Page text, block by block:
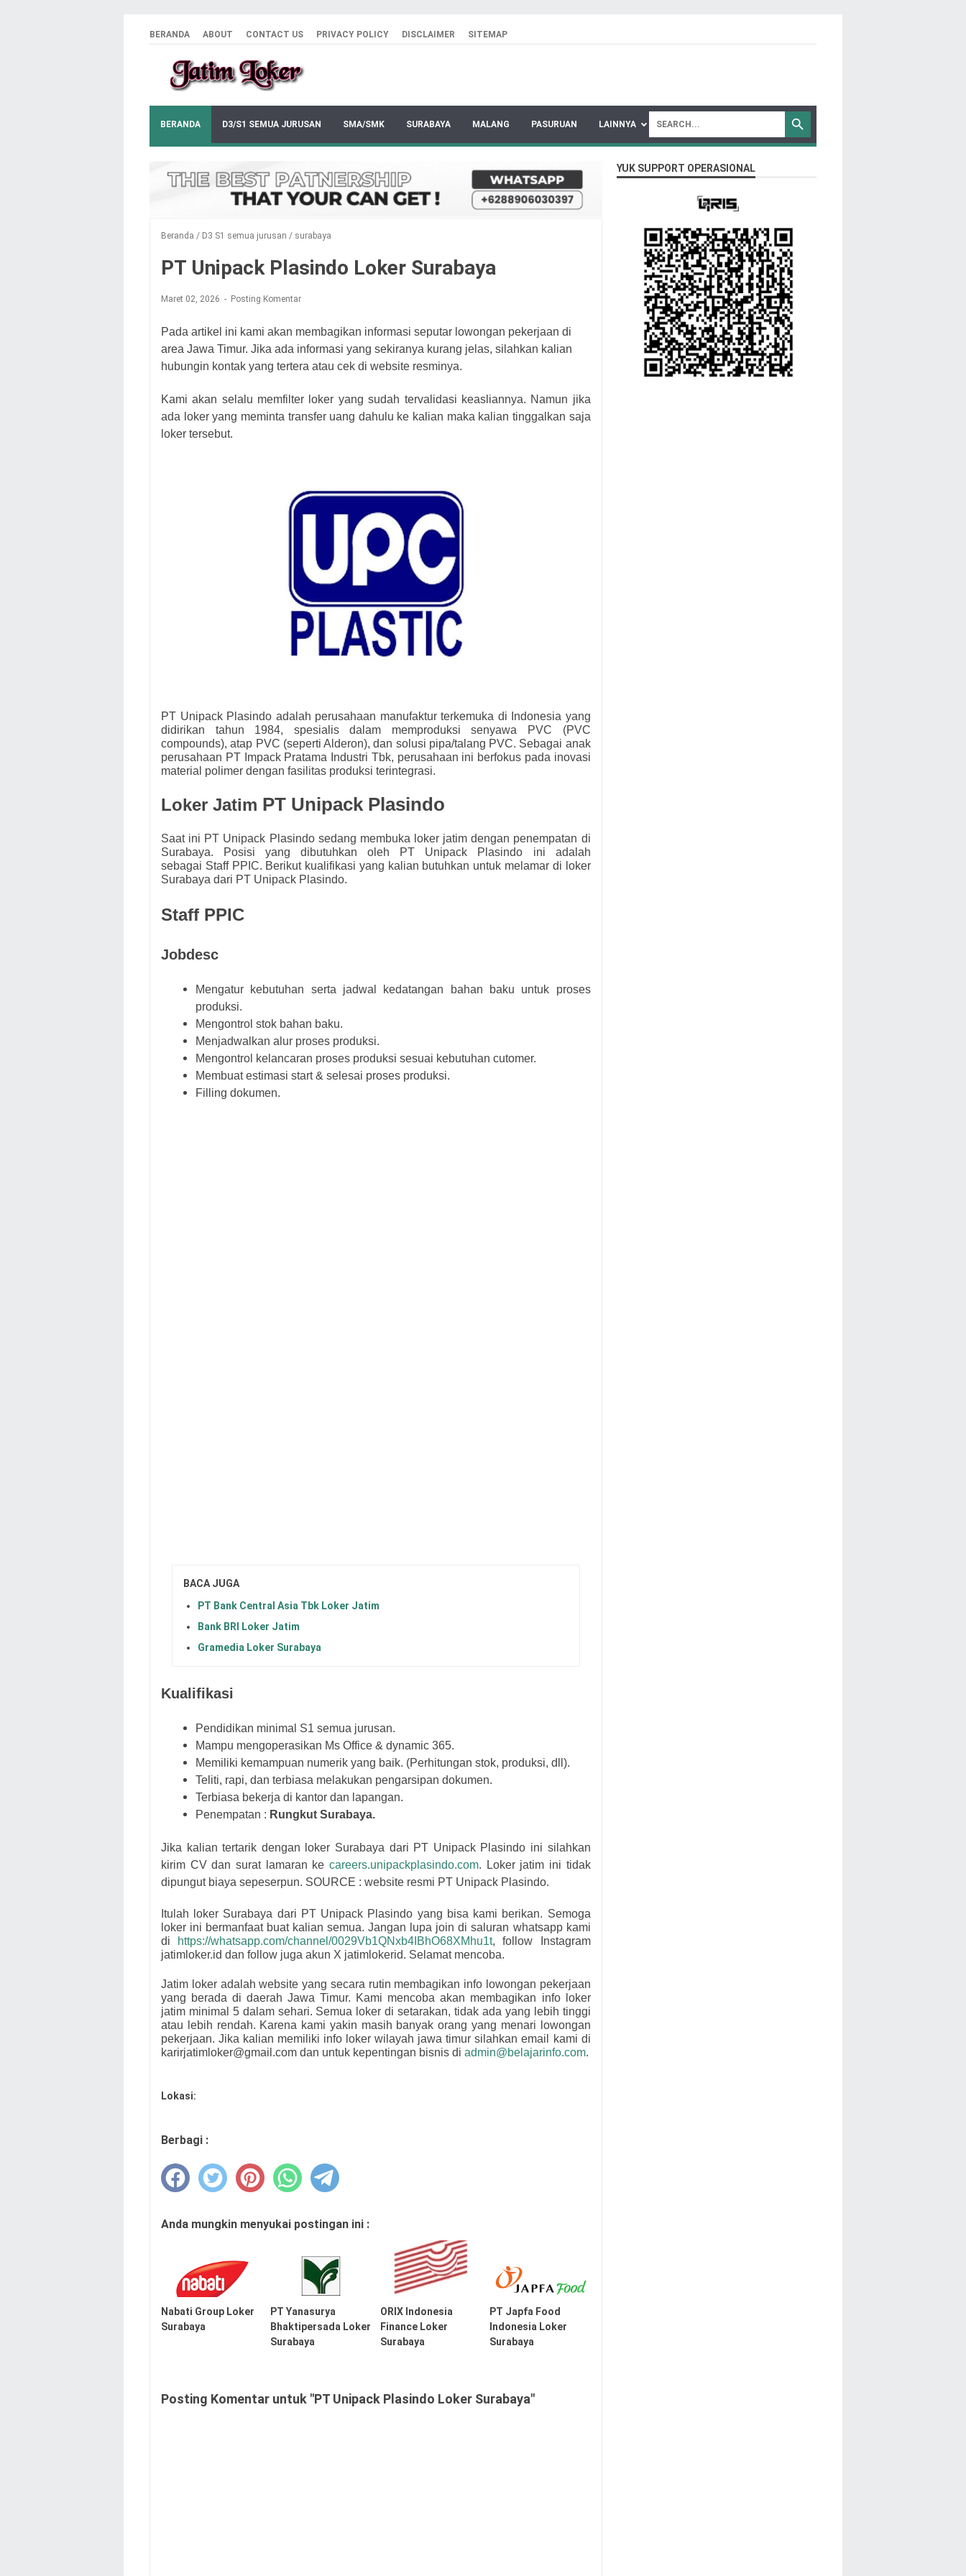
BERANDA ABOUT CONTACT US PRIVACY POLICY DISCLAIMER SITEMAP
BERANDA D3/S1 SEMUA JURUSAN SMA/SMK SURABAYA MALANG PASURUAN LAINNYA
Beranda / D3 S1 semua jurusan / surabaya
PT Unipack Plasindo Loker Surabaya
Maret 02, 2026 Posting Komentar
Pada artikel ini kami akan membagikan informasi seputar lowongan pekerjaan di
area Jawa Timur. Jika ada informasi yang sekiranya kurang jelas, silahkan kalian
hubungin kontak yang tertera atau cek di website resminya.
Kami akan selalu memfilter loker yang sudah tervalidasi keasliannya. Namun jika
ada loker yang meminta transfer uang dahulu ke kalian maka kalian tinggalkan saja
loker tersebut.
PT Unipack Plasindo adalah perusahaan manufaktur terkemuka di Indonesia yang
didirikan tahun 1984, spesialis dalam memproduksi senyawa PVC (PVC
compounds), atap PVC (seperti Alderon), dan solusi pipa/talang PVC. Sebagai anak
perusahaan PT Impack Pratama Industri Tbk, perusahaan ini berfokus pada inovasi
material polimer dengan fasilitas produksi terintegrasi.
Loker Jatim PT Unipack Plasindo
Saat ini PT Unipack Plasindo sedang membuka loker jatim dengan penempatan di
Surabaya. Posisi yang dibutuhkan oleh PT Unipack Plasindo ini adalah
sebagai Staff PPIC. Berikut kualifikasi yang kalian butuhkan untuk melamar di loker
Surabaya dari PT Unipack Plasindo.
Staff PPIC
Jobdesc
Mengatur kebutuhan serta jadwal kedatangan bahan baku untuk proses
produksi.
Mengontrol stok bahan baku.
Menjadwalkan alur proses produksi.
Mengontrol kelancaran proses produksi sesuai kebutuhan cutomer.
Membuat estimasi start & selesai proses produksi.
Filling dokumen.
BACA JUGA
PT Bank Central Asia Tbk Loker Jatim
Bank BRI Loker Jatim
Gramedia Loker Surabaya
Kualifikasi
Pendidikan minimal S1 semua jurusan.
Mampu mengoperasikan Ms Office & dynamic 365.
Memiliki kemampuan numerik yang baik. (Perhitungan stok, produksi, dll).
Teliti, rapi, dan terbiasa melakukan pengarsipan dokumen.
Terbiasa bekerja di kantor dan lapangan.
Penempatan : Rungkut Surabaya.
Jika kalian tertarik dengan loker Surabaya dari PT Unipack Plasindo ini silahkan
kirim CV dan surat lamaran ke careers.unipackplasindo.com. Loker jatim ini tidak
dipungut biaya sepeserpun. SOURCE : website resmi PT Unipack Plasindo.
Itulah loker Surabaya dari PT Unipack Plasindo yang bisa kami berikan. Semoga
loker ini bermanfaat buat kalian semua.Jangan lupa join di saluran whatsapp kami
di
https://whatsapp.com/channel/0029Vb1QNxb4IBhO68XMhu1t, follow Instagram
jatimloker.id dan follow juga akun X jatimlokerid. Selamat mencoba.
Jatim loker adalah website yang secara rutin membagikan info lowongan pekerjaan
yang berada di daerah Jawa Timur. Kami mencoba akan membagikan info loker
jatim minimal 5 dalam sehari. Semua loker di setarakan, tidak ada yang lebih tinggi
atau lebih rendah. Karena kami yakin masih banyak orang yang menari lowongan
pekerjaan. Jika kalian memiliki info loker wilayah jawa timur silahkan email kami di
karirjatimloker@gmail.com dan untuk kepentingan bisnis di admin@belajarinfo.com.
Lokasi:
Berbagi :
Anda mungkin menyukai postingan ini :
Nabati Group Loker
Surabaya
PT Yanasurya
Bhaktipersada Loker
Surabaya
ORIX Indonesia
Finance Loker
Surabaya
PT Japfa Food
Indonesia Loker
Surabaya
Posting Komentar untuk "PT Unipack Plasindo Loker Surabaya"
YUK SUPPORT OPERASIONAL